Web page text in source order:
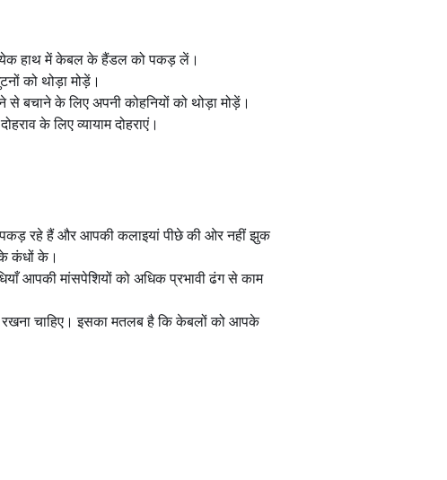
हाथ में केबल के हैंडल को पकड़ लें।
को थोड़ा मोड़ें।
बचाने के लिए अपनी कोहनियों को थोड़ा मोड़ें।
के लिए व्यायाम दोहराएं।
रहे हैं और आपकी कलाइयां पीछे की ओर नहीं झुक
कंधों के।
आपकी मांसपेशियों को अधिक प्रभावी ढंग से काम
रखना चाहिए। इसका मतलब है कि केबलों को आपके